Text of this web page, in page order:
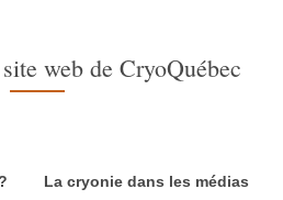
web de CryoQuébec
La cryonie dans les médias